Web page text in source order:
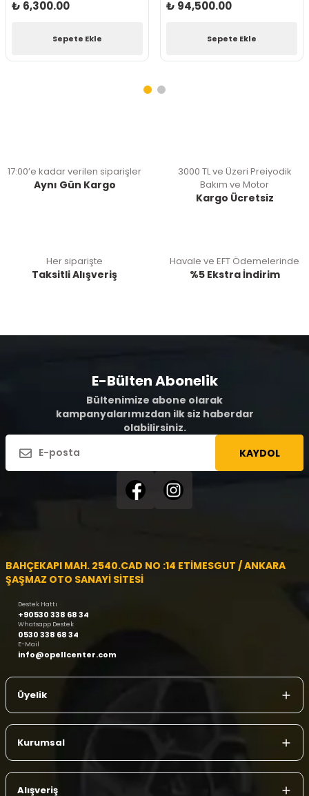
₺ 6,300.00
Sepete Ekle
₺ 94,500.00
Sepete Ekle
17:00’e kadar verilen siparişler
Aynı Gün Kargo
3000 TL ve Üzeri Preiyodik
Bakım ve Motor
Kargo Ücretsiz
Her siparişte
Taksitli Alışveriş
Havale ve EFT Ödemelerinde
%5 Ekstra İndirim
E-Bülten Abonelik
Bültenimize abone olarak
kampanyalarımızdan ilk siz haberdar
olabilirsiniz.
KAYDOL
BAHÇEKAPI MAH. 2540.CAD NO :14 ETİMESGUT / ANKARA
ŞAŞMAZ OTO SANAYİ SİTESİ
Destek Hattı
+90530 338 68 34
Whatsapp Destek
0530 338 68 34
E-Mail
info@opellcenter.com
Üyelik
Kurumsal
Alışveriş